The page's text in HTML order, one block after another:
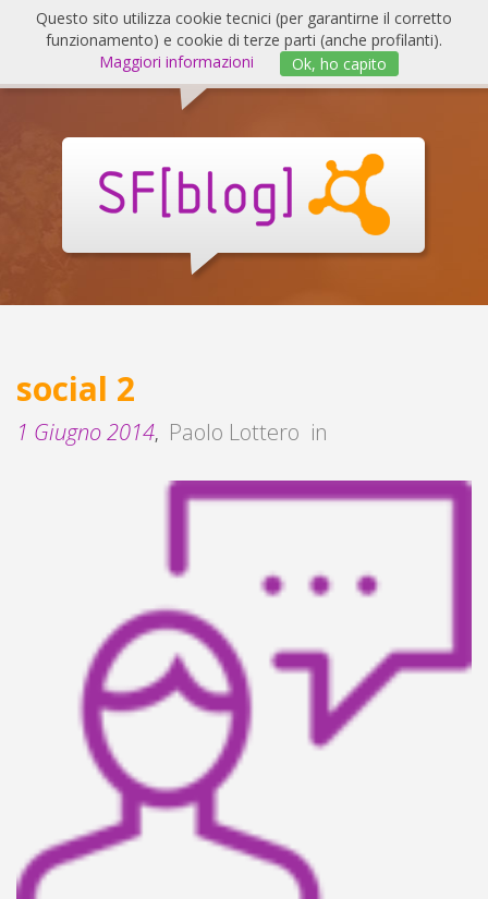
Salta
contenuto
Blog
social 2
1 Giugno 2014, Paolo Lottero in
Questo sito utilizza cookie tecnici (per garantirne il corretto
funzionamento) e cookie di terze parti (anche profilanti).
Maggiori informazioni
Ok, ho capito